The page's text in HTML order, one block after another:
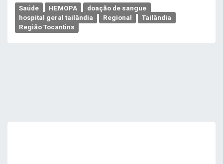
Saúde HEMOPA
doação de sangue
hospital geral tailândia
Regional
Tailândia
Região Tocantins